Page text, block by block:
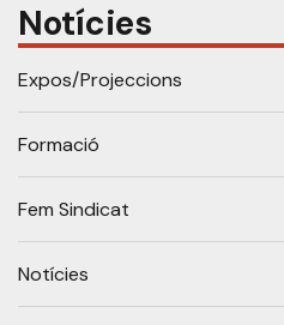
Notícies
Expos/Projeccions
Formació
Fem Sindicat
Notícies